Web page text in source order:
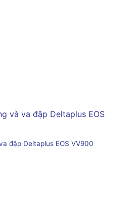
đập Deltaplus EOS VV900